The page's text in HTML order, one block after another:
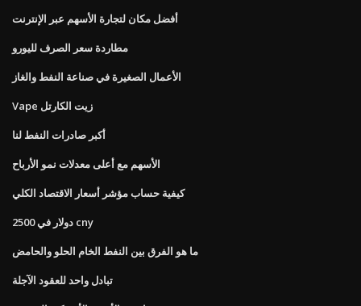
أفضل مكان لتجارة الأسهم عبر الإنترنت
مطاردة سعر الصرف لليورو
الأعمال الصغيرة في صناعة النفط والغاز
Vape زيت الكارتل
أكبر صادرات النفط لنا
الأسهم مع أعلى معدلات نمو الأرباح
كيفية حساب مؤشر أسعار الاقتصاد الكلي
2500 دولار في cny
ما هو الفرق بين النفط الخام الحلو والحامض
تبادل واحد للعقود الآجلة